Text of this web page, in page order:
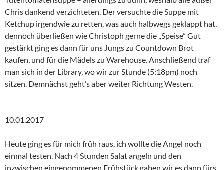
Chris dankend verzichteten. Der versuchte die Suppe mit
Ketchup irgendwie zu retten, was auch halbwegs geklappt hat,
dennoch überließen wie Christoph gerne die „Speise” Gut
gestärkt ging es dann für uns Jungs zu Countdown Brot
kaufen, und für die Mädels zu Warehouse. Anschließend traf
man sich in der Library, wo wir zur Stunde (5:18pm) noch
sitzen. Demnächst geht’s aber weiter Richtung Westen.
10.01.2017
Heute ging es für mich früh raus, ich wollte die Angel noch
einmal testen. Nach 4 Stunden Salat angeln und den
inzwischen eingenommenen Frühstück gaben wir es dann fürs